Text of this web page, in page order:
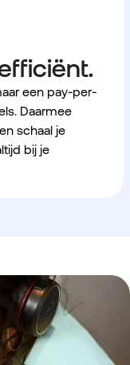
een pay-per-
Daarmee
schaal je
bij je